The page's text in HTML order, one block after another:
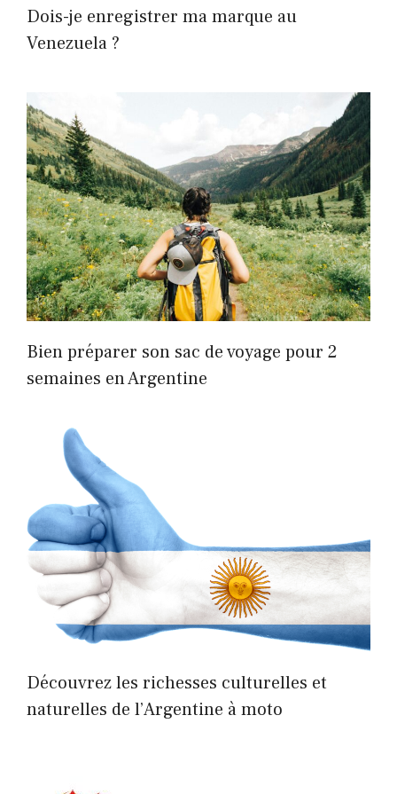
Dois-je enregistrer ma marque au
Venezuela ?
Bien préparer son sac de voyage pour 2
semaines en Argentine
Découvrez les richesses culturelles et
naturelles de l’Argentine à moto